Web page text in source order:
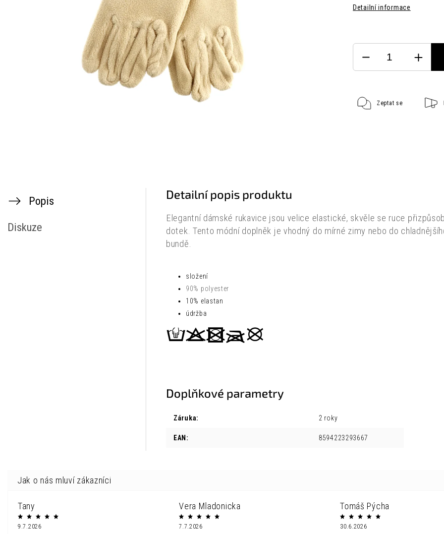
Detailní informace
Zeptat se
Popis
Diskuze
Detailní popis produktu
Elegantní dámské rukavice jsou velice elastické, skvěle se ruce
dotek. Tento módní doplněk je vhodný do mírné zimy nebo do
bundě.
složení
90% polyester
10% elastan
údržba
Doplňkové parametry
Záruka: 2 roky
EAN : 8594223293667
Tany
9.7.2026
Vera Mladonicka
7.7.2026
Tomáš Pýcha
30.6.2026